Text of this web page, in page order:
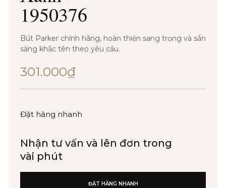
1950376
Bút Parker chính hãng, hoàn thiện sang trọng và sẵn
sàng khắc tên theo yêu cầu.
301.000₫
Đặt hàng nhanh
Nhận tư vấn và lên đơn trong
vài phút
ĐẶT HÀNG NHANH